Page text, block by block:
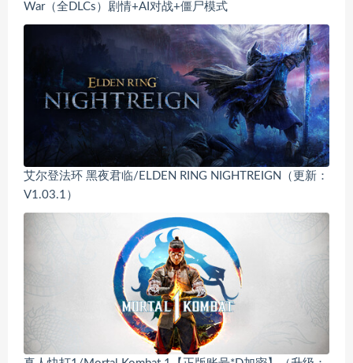
War（全DLCs）剧情+AI对战+僵尸模式
艾尔登法环 黑夜君临/ELDEN RING NIGHTREIGN（更新：
V1.03.1）